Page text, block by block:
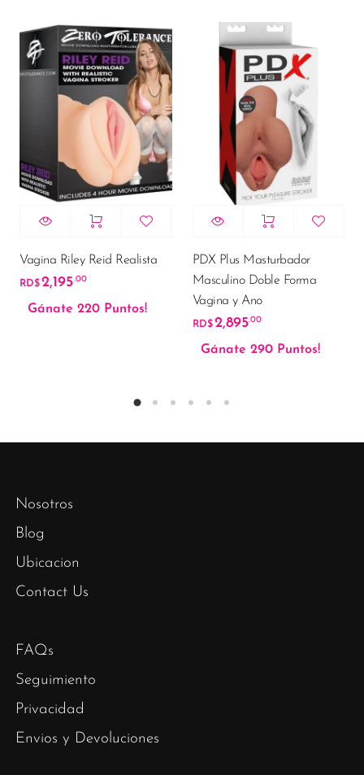
Vagina Riley Reid Realista
RD$2,195.00
Gánate 220 Puntos!
PDX Plus Masturbador
Masculino Doble Forma
Vagina y Ano
RD$ 2,895.00
Gánate 290 Puntos!
Nosotros
Blog
Ubicacion
Contact Us
FAQs
Seguimiento
Privacidad
Envios y Devoluciones